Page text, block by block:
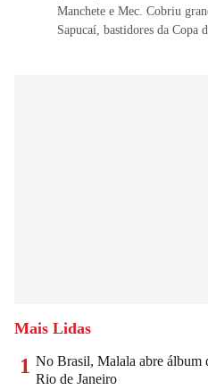
Manchete e Mec. Cobriu
Sapucaí, bastidores da Copa
Mais Lidas
1 No Brasil, Malala abre álbum
Rio de Janeiro